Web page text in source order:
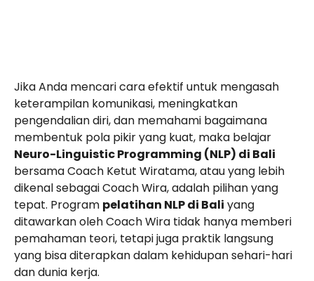
Jika Anda mencari cara efektif untuk mengasah
keterampilan komunikasi, meningkatkan
pengendalian diri, dan memahami bagaimana
membentuk pola pikir yang kuat, maka belajar
Neuro-Linguistic Programming (NLP) di Bali
bersama Coach Ketut Wiratama, atau yang lebih
dikenal sebagai Coach Wira, adalah pilihan yang
tepat. Program pelatihan NLP di Bali yang
ditawarkan oleh Coach Wira tidak hanya memberi
pemahaman teori, tetapi juga praktik langsung
yang bisa diterapkan dalam kehidupan sehari-hari
dan dunia kerja.